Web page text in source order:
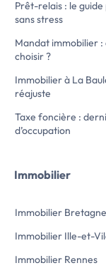
Parking en sous-
01/09/2026. Réf […] Voir l’annonce
immobilière >>
Prêt-relais : le
sans stress
Mandat immobilier :
choisir ?
Immobilier à La
réajuste
Taxe foncière :
d’occupation
Immobilier
Immobilier Bretagne
Immobilier Ille-et-
Immobilier Rennes